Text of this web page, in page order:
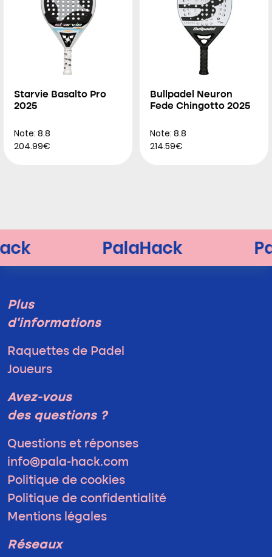
Starvie Basalto Pro
2025
Note: 8.8
204.99€
Bullpadel Neuron
Fede Chingotto 2025
Note: 8.8
214.59€
Plus
d'informations
Raquettes de Padel
Joueurs
Avez-vous
des questions ?
Questions et réponses
info@pala-hack.com
Politique de cookies
Politique de confidentialité
Mentions légales
Réseaux